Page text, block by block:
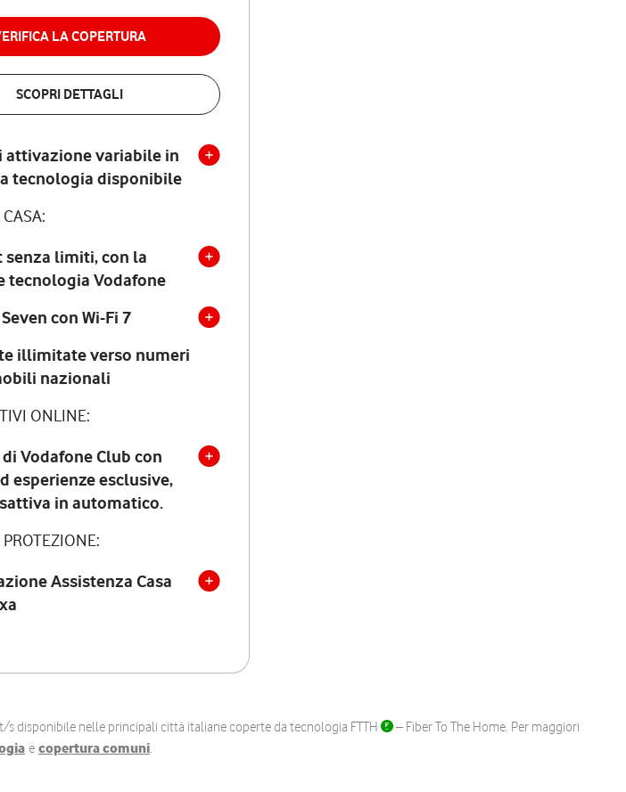
LA COPERTURA
SCOPRI DETTAGLI
attivazione variabile in
tecnologia disponibile
senza limiti, con la
tecnologia Vodafone
con Wi-Fi 7
illimitate verso numeri
nazionali
ONLINE:
Vodafone Club con
esperienze esclusive,
in automatico.
Assistenza Casa
s disponibile nelle principali città italiane coperte da tecnologia FTTH
– Fiber To The Home. Per maggiori
e copertura comuni.